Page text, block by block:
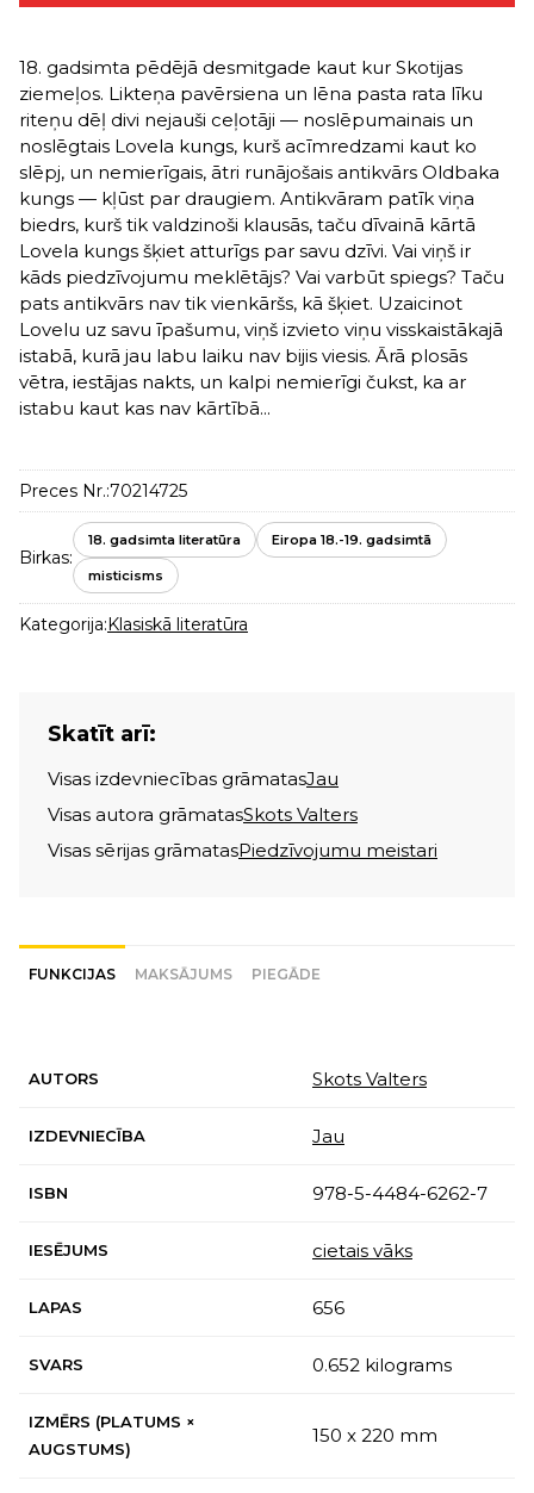
18. gadsimta pēdējā desmitgade kaut kur Skotijas
ziemeļos. Likteņa pavērsiena un lēna pasta rata līku
riteņu dēļ divi nejauši ceļotāji — noslēpumainais un
noslēgtais Lovela kungs, kurš acīmredzami kaut ko
slēpj, un nemierīgais, ātri runājošais antikvārs Oldbaka
kungs — kļūst par draugiem. Antikvāram patīk viņa
biedrs, kurš tik valdzinoši klausās, taču dīvainā kārtā
Lovela kungs šķiet atturīgs par savu dzīvi. Vai viņš ir
kāds piedzīvojumu meklētājs? Vai varbūt spiegs? Taču
pats antikvārs nav tik vienkāršs, kā šķiet. Uzaicinot
Lovelu uz savu īpašumu, viņš izvieto viņu visskaistākajā
istabā, kurā jau labu laiku nav bijis viesis. Ārā plosās
vētra, iestājas nakts, un kalpi nemierīgi čukst, ka ar
istabu kaut kas nav kārtībā...
Preces Nr.:70214725
Birkas:
18. gadsimta literatūra Eiropa 18.-19. gadsimtā
misticisms
Kategorija:Klasiskā literatūra
Skatīt arī:
Visas izdevniecības grāmatasJau
Visas autora grāmatasSkots Valters
Visas sērijas grāmatasPiedzīvojumu meistari
FUNKCIJAS MAKSĀJUMS PIEGĀDE
AUTORS Skots Valters
IZDEVNIECĪBA Jau
ISBN 978-5-4484-6262-7
IESĒJUMS cietais vāks
LAPAS 656
SVARS 0.652 kilograms
IZMĒRS (PLATUMS ×
AUGSTUMS)
150 x 220 mm